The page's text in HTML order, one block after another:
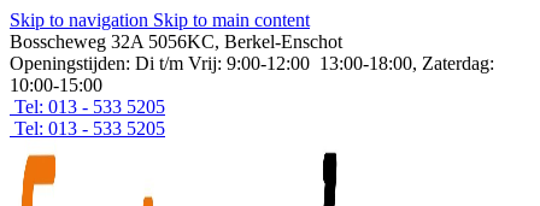
Skip to navigation Skip to main content
Bosscheweg 32A 5056KC, Berkel-Enschot
Openingstijden: Di t/m Vrij: 9:00-12:00 13:00-18:00, Zaterdag:
10:00-15:00
Tel: 013 - 533 5205
Tel: 013 - 533 5205